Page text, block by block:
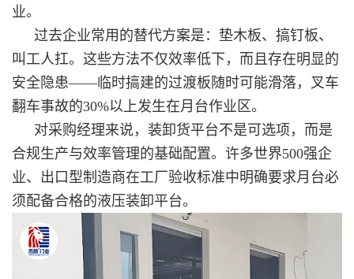
业。
过去企业常用的替代方案是：垫木板、搞钉板、
叫工人扛。这些方法不仅效率低下，而且存在明显的
安全隐患——临时搞建的过渡板随时可能滑落，叉车
翻车事故的30%以上发生在月台作业区。
对采购经理来说，装卸货平台不是可选项，而是
合规生产与效率管理的基础配置。许多世界500强企
业、出口型制造商在工厂验收标准中明确要求月台必
须配备合格的液压装卸平台。